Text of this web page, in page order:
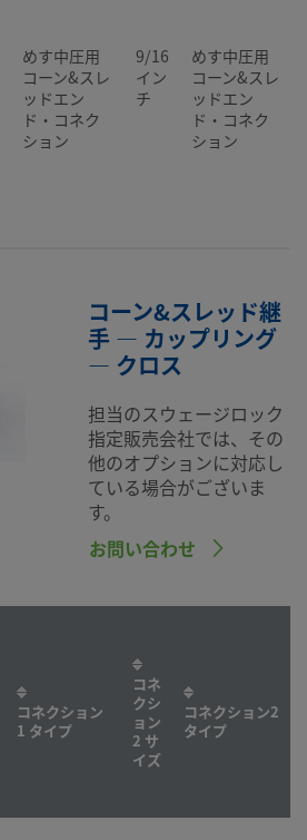
めす中圧用
コーン&スレ
ッドエン
ド・コネク
ション
9/16
イン
チ
めす中圧用
コーン&スレ
ッドエン
ド・コネク
ション
コーン&スレッド継
手 — カップリング
— クロス
担当のスウェージロック
指定販売会社では、その
他のオプションに対応し
ている場合がございま
す。
お問い合わせ
コネクション
1 タイプ
コネ
クシ
ョン
2 サ
イズ
コネクション2
タイプ